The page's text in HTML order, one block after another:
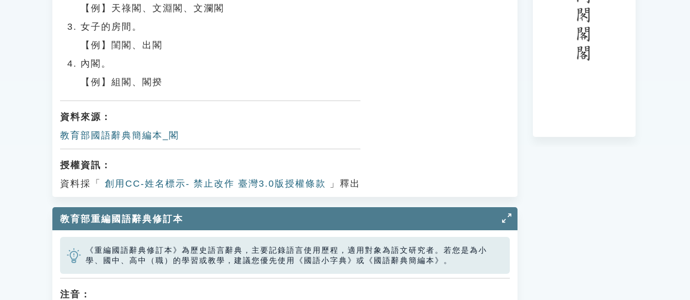
【例】天祿閣、文淵閣、文瀾閣
女子的房間。
【例】閨閣、出閣
內閣。
【例】組閣、閣揆
資料來源：
教育部國語辭典簡編本_閣
授權資訊：
資料採「
創用CC-姓名標示- 禁止改作 臺灣3.0版授權條款 」釋出
教育部重編國語辭典修訂本
《重編國語辭典修訂本》為歷史語言辭典，主要記錄語言使用歷程，適用對象為語文研究者。若您是為小
學、國中、高中（職）的學習或教學，建議您優先使用《國語小字典》或《國語辭典簡編本》。
注音：